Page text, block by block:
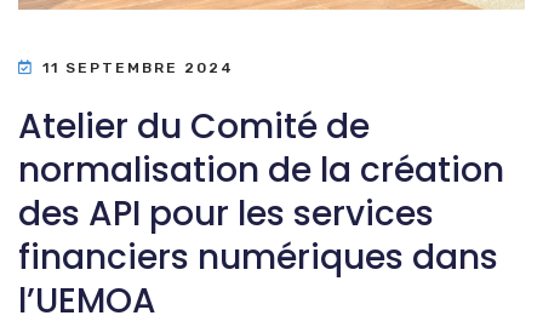
11 SEPTEMBRE 2024
Atelier du Comité de
normalisation de la création
des API pour les services
financiers numériques dans
l’UEMOA